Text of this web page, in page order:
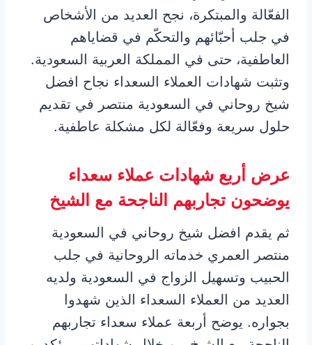
الفعّالة والمبتكرة، نجح العديد من الأشخاص
في جلب أحبّائهم والتحكّم في قضاياهم
العاطفية، حتى في المملكة العربية السعودية.
وتثبت شهادات العملاء السعداء نجاح افضل
شيخ روحاني في السعودية منتصر في تقديم
حلول سريعة وفعّالة لكل مشكلة عاطفية.
عرض أربع شهادات عملاء سعداء
يوضحون تجاربهم الناجحة مع الشيخ
ثم يقدم افضل شيخ روحاني في السعودية
منتصر العمري خدماته الروحانية في جلب
الحبيب وتسهيل الزواج في السعودية ولديه
العديد من العملاء السعداء الذين شهدوا
بجواره. يوضح أربعة عملاء سعداء تجاربهم